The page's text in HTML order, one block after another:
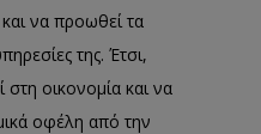
να προωθεί τα
της. Έτσι,
οικονομία και να
οφέλη από την